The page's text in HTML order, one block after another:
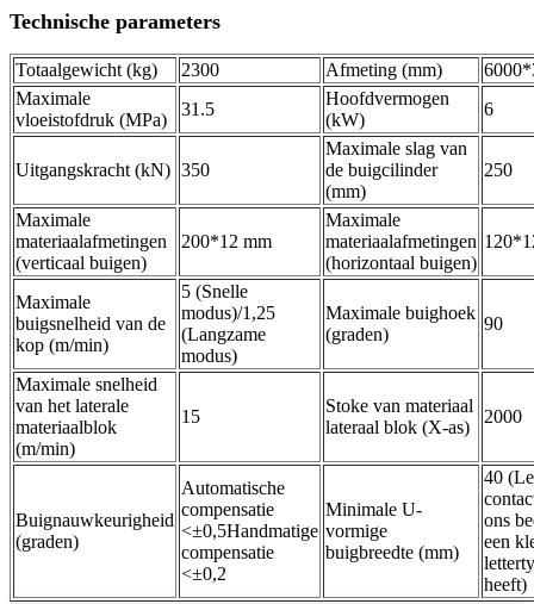
Technische parameters
Totaalgewicht (kg) 2300 Afmeting (mm)
Maximale
vloeistofdruk (MPa)
31.5
Hoofdvermogen
(kW)
6
Uitgangskracht (kN) 350
Maximale slag van
de buigcilinder
(mm)
250
Maximale
materiaalafmetingen
(verticaal buigen)
200*12 mm
Maximale
materiaalafmetingen
(horizontaal buigen)
Maximale
buigsnelheid van de
kop (m/min)
5 (Snelle
modus)/1,25
(Langzame
modus)
Maximale buighoek
(graden)
90
Maximale snelheid
van het laterale
materiaalblok
(m/min)
15
Stoke van materiaal
lateraal blok (X-as)
2000
Buignauwkeurigheid
(graden)
Automatische
compensatie
<±0,5Handmatige
compensatie
<±0,2
Minimale U-
vormige
buigbreedte (mm)
40
ons
een
heeft)